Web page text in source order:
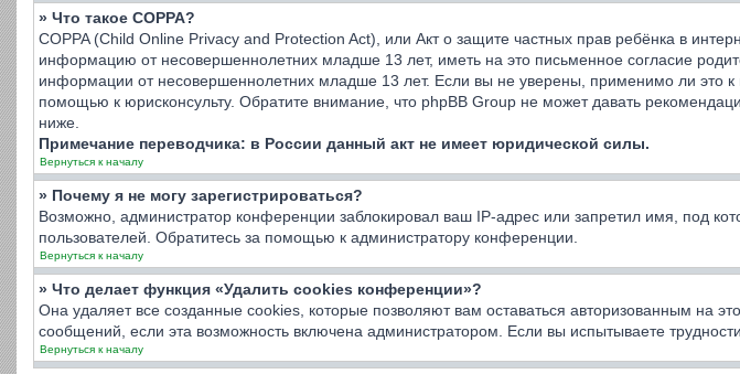
» Что такое COPPA?
COPPA (Child Online Privacy and Protection Act), или Акт о защите частных прав ребёнка в
информацию от несовершеннолетних младше 13 лет, иметь на это письменное согласие
информации от несовершеннолетних младше 13 лет. Если вы не уверены, применимо ли это
помощью к юрисконсульту. Обратите внимание, что phpBB Group не может давать
ниже.
Примечание переводчика: в России данный акт не имеет юридической силы.
Вернуться к началу
» Почему я не могу зарегистрироваться?
Возможно, администратор конференции заблокировал ваш IP-адрес или запретил имя, под
пользователей. Обратитесь за помощью к администратору конференции.
Вернуться к началу
» Что делает функция «Удалить cookies конференции»?
Она удаляет все созданные cookies, которые позволяют вам оставаться авторизованным на
сообщений, если эта возможность включена администратором. Если вы испытываете
Вернуться к началу